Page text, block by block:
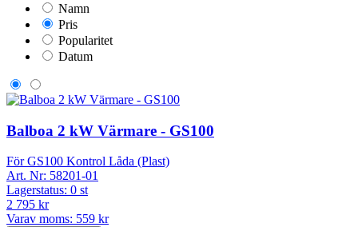
Namn
Pris
Popularitet
Datum
Balboa 2 kW Värmare - GS100
För GS100 Kontrol Låda (Plast)
Art. Nr: 58201-01
Lagerstatus: 0 st
2 795 kr
Varav moms: 559 kr